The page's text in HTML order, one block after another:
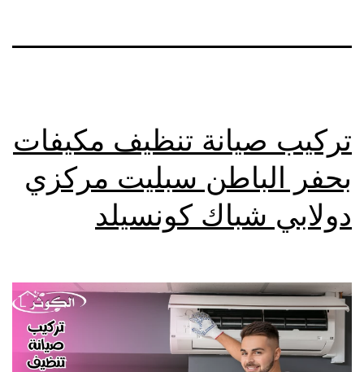
تركيب صيانة تنظيف مكيفات
بحفر الباطن سبليت مركزي
دولابي شباك كونسيلد